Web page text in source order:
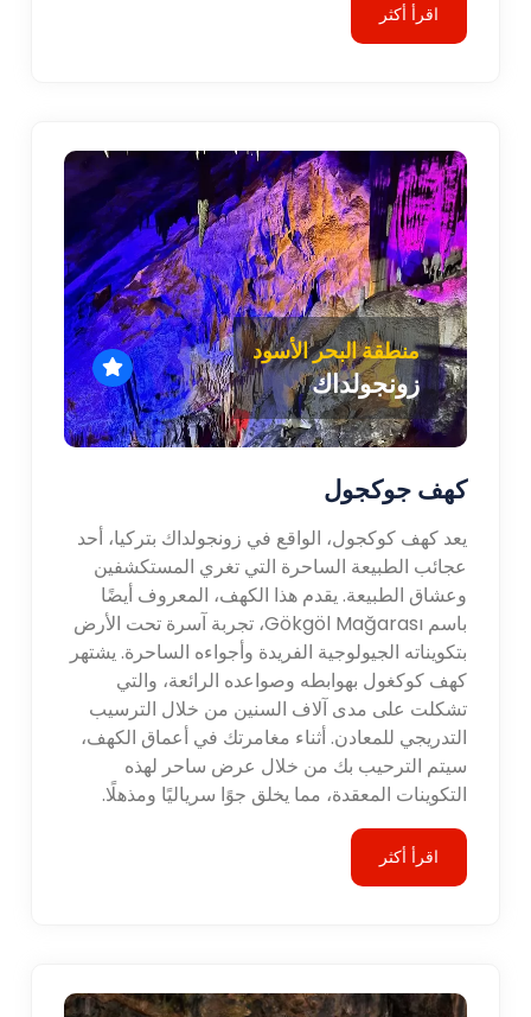
اقرأ أكثر
منطقة البحر الأسود
زونجولداك
كهف جوكجول
يعد كهف كوكجول، الواقع في زونجولداك بتركيا، أحد
عجائب الطبيعة الساحرة التي تغري المستكشفين
وعشاق الطبيعة. يقدم هذا الكهف، المعروف أيضًا
باسم Gökgöl Mağarası، تجربة آسرة تحت الأرض
بتكويناته الجيولوجية الفريدة وأجواءه الساحرة. يشتهر
كهف كوكغول بهوابطه وصواعده الرائعة، والتي
تشكلت على مدى آلاف السنين من خلال الترسيب
التدريجي للمعادن. أثناء مغامرتك في أعماق الكهف،
سيتم الترحيب بك من خلال عرض ساحر لهذه
التكوينات المعقدة، مما يخلق جوًا سرياليًا ومذهلًا.
اقرأ أكثر